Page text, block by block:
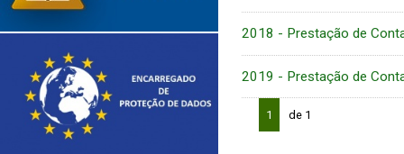
2018 - Prestação de
2019 - Prestação de
1 de 1